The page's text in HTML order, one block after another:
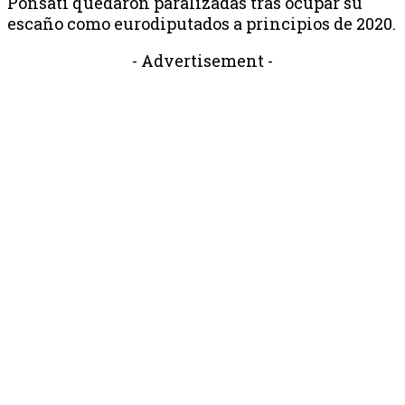
escaño como eurodiputados a principios de 2020.
- Advertisement -